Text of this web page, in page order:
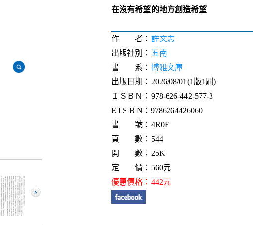
在沒有希望的地方創造希望
作 者： 許文志
出版社別： 五南
書 系： 博雅文庫
出版日期：2026/08/01(1版1刷)
ＩＳＢＮ：978-626-442-577-3
E I S B N：9786264426060
書 號：4R0F
頁 數：544
開 數：25K
定 價：560元
優惠價格：442元